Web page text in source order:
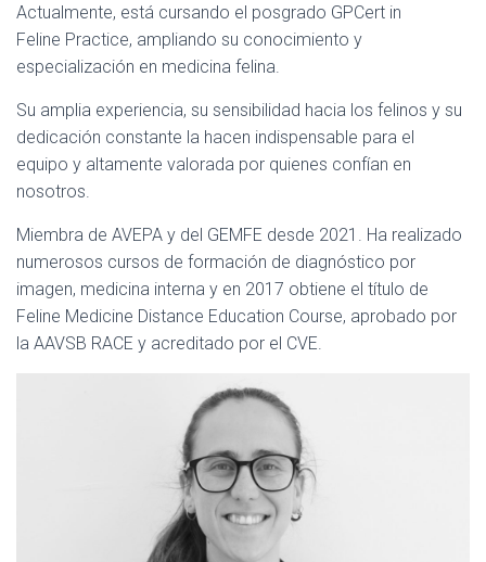
Actualmente, está cursando el posgrado GPCert in
Feline Practice, ampliando su conocimiento y
especialización en medicina felina.
Su amplia experiencia, su sensibilidad hacia los felinos y su
dedicación constante la hacen indispensable para el
equipo y altamente valorada por quienes confían en
nosotros.
Miembra de AVEPA y del GEMFE desde 2021. Ha realizado
numerosos cursos de formación de diagnóstico por
imagen, medicina interna y en 2017 obtiene el título de
Feline Medicine Distance Education Course, aprobado por
la AAVSB RACE y acreditado por el CVE.